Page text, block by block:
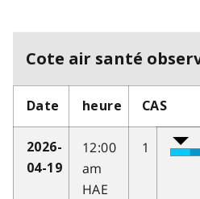
Cote air santé
Date heure CAS
2026-
04-19
12:00
am
HAE
1